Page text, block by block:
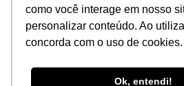
como você interage em nosso
personalizar conteúdo. Ao
concorda com o uso de cookies.
Ok, entendi!